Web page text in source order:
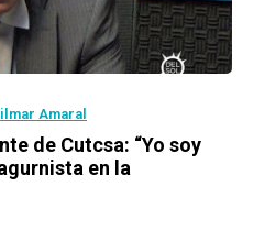
Amaral
de Cutcsa: “Yo soy
en la